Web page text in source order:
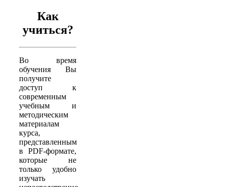
Как
учиться?
Во время
обучения Вы
получите
доступ к
современным
учебным и
методическим
материалам
курса,
представленным
в PDF-формате,
которые не
только удобно
изучать